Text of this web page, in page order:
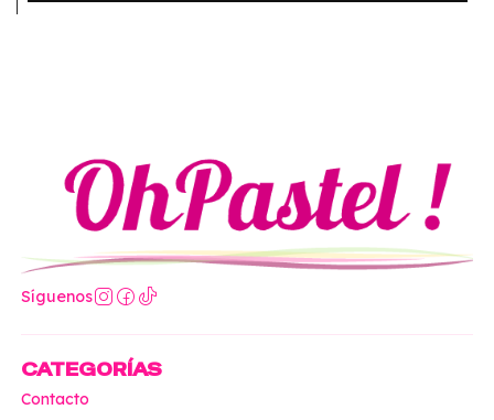
Síguenos
CATEGORÍAS
Contacto